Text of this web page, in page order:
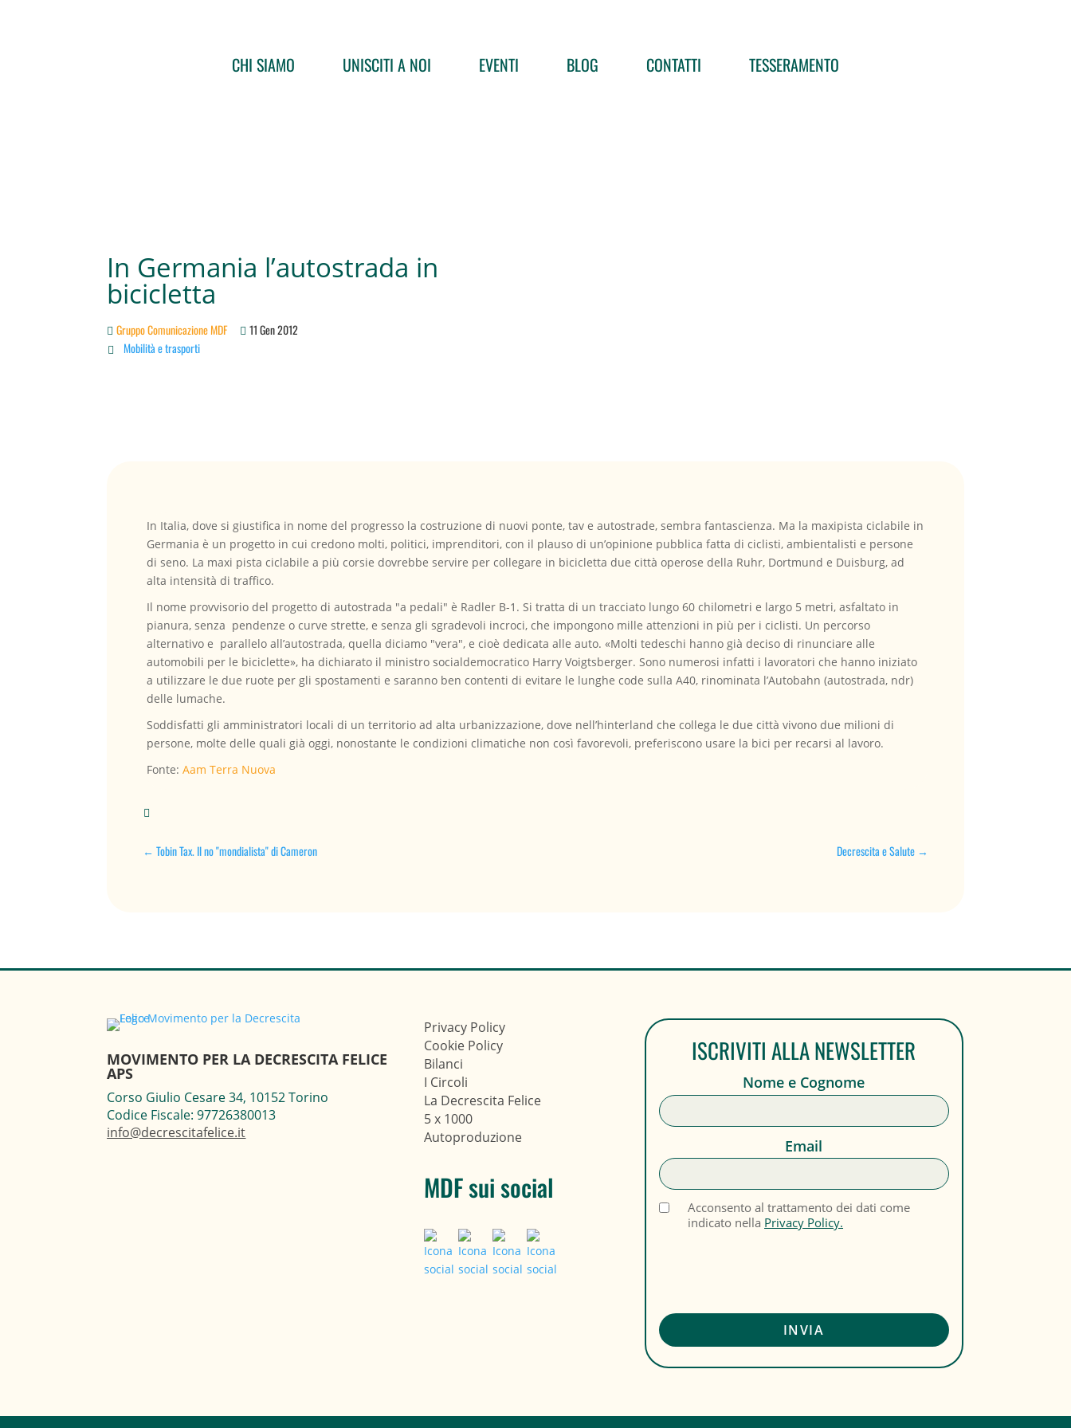
CHI SIAMO UNISCITI A NOI EVENTI BLOG CONTATTI TESSERAMENTO
In Germania l’autostrada in
bicicletta
Gruppo Comunicazione MDF 11 Gen 2012
 Mobilità e trasporti
In Italia, dove si giustifica in nome del progresso la costruzione di nuovi ponte, tav e autostrade, sembra fantascienza. Ma la maxipista ciclabile in
Germania è un progetto in cui credono molti, politici, imprenditori, con il plauso di un’opinione pubblica fatta di ciclisti, ambientalisti e persone
di seno. La maxi pista ciclabile a più corsie dovrebbe servire per collegare in bicicletta due città operose della Ruhr, Dortmund e Duisburg, ad
alta intensità di traffico.
Il nome provvisorio del progetto di autostrada "a pedali" è Radler B-1. Si tratta di un tracciato lungo 60 chilometri e largo 5 metri, asfaltato in
pianura, senza pendenze o curve strette, e senza gli sgradevoli incroci, che impongono mille attenzioni in più per i ciclisti. Un percorso
alternativo e parallelo all’autostrada, quella diciamo "vera", e cioè dedicata alle auto. «Molti tedeschi hanno già deciso di rinunciare alle
automobili per le biciclette», ha dichiarato il ministro socialdemocratico Harry Voigtsberger. Sono numerosi infatti i lavoratori che hanno iniziato
a utilizzare le due ruote per gli spostamenti e saranno ben contenti di evitare le lunghe code sulla A40, rinominata l’Autobahn (autostrada, ndr)
delle lumache.
Soddisfatti gli amministratori locali di un territorio ad alta urbanizzazione, dove nell’hinterland che collega le due città vivono due milioni di
persone, molte delle quali già oggi, nonostante le condizioni climatiche non così favorevoli, preferiscono usare la bici per recarsi al lavoro.
Fonte:Aam Terra Nuova

←Tobin Tax. Il no "mondialista" di Cameron Decrescita e Salute→
MOVIMENTO PER LA DECRESCITA FELICE
APS
Corso Giulio Cesare 34, 10152 Torino
Codice Fiscale: 97726380013
info@decrescitafelice.it
Privacy Policy
Cookie Policy
Bilanci
I Circoli
La Decrescita Felice
5 x 1000
Autoproduzione
MDF sui social
ISCRIVITI ALLA NEWSLETTER
Nome e Cognome
Email
Acconsento al trattamento dei dati come
indicato nella Privacy Policy.